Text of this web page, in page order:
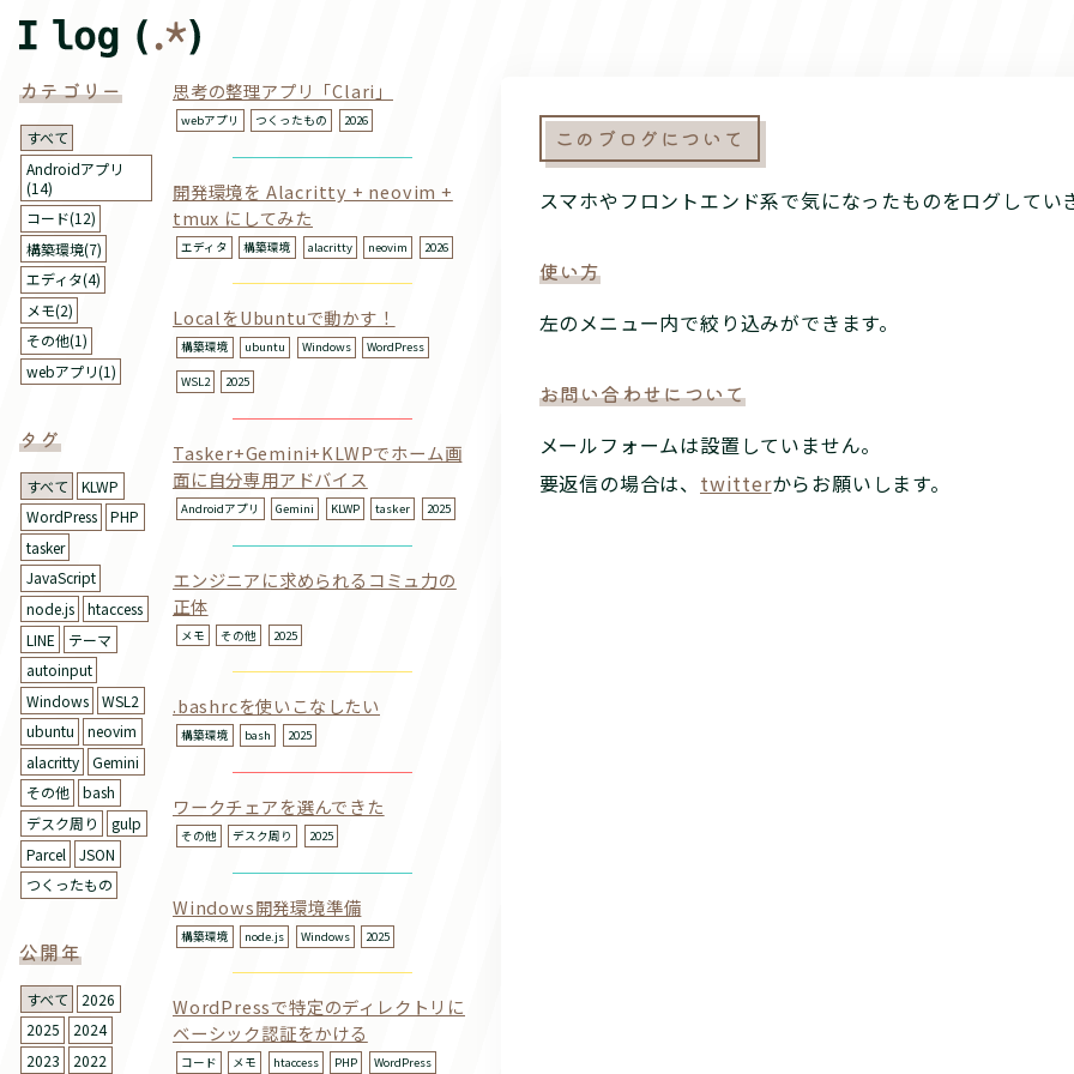
カテゴリー
すべて
Androidアプリ
(14)
コード(12)
構築環境(7)
エディタ(4)
メモ(2)
その他(1)
webアプリ(1)
タグ
すべて
KLWP
WordPress
PHP
tasker
JavaScript
node.js
htaccess
LINE
テーマ
autoinput
Windows
WSL2
ubuntu
neovim
alacritty
Gemini
その他
bash
デスク周り
gulp
Parcel
JSON
つくったもの
公開年
すべて
2026
2025
2024
2023
2022
思考の整理アプリ「Clari」
webアプリ つくったもの 2026
開発環境を Alacritty + neovim +
tmux にしてみた
エディタ 構築環境 alacritty neovim 2026
LocalをUbuntuで動かす！
構築環境 ubuntu Windows WordPress
WSL2 2025
Tasker+Gemini+KLWPでホーム画
面に自分専用アドバイス
Androidアプリ Gemini KLWP tasker 2025
エンジニアに求められるコミュ力の
正体
メモ その他 2025
.bashrcを使いこなしたい
構築環境 bash 2025
ワークチェアを選んできた
その他 デスク周り 2025
Windows開発環境準備
構築環境 node.js Windows 2025
WordPressで特定のディレクトリに
ベーシック認証をかける
コード メモ htaccess PHP WordPress
このブログについて
スマホやフロントエンド系で気になったものをログしてい
使い方
左の メニュー内で絞り込みができます。
お問い合わせについて
メールフォームは設置していません。
要返信の場合は、 twitterからお願いします。